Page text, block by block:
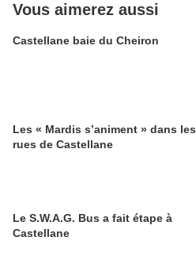
Vous aimerez aussi
Castellane baie du Cheiron
Les « Mardis s’animent » dans les
rues de Castellane
Le S.W.A.G. Bus a fait étape à
Castellane